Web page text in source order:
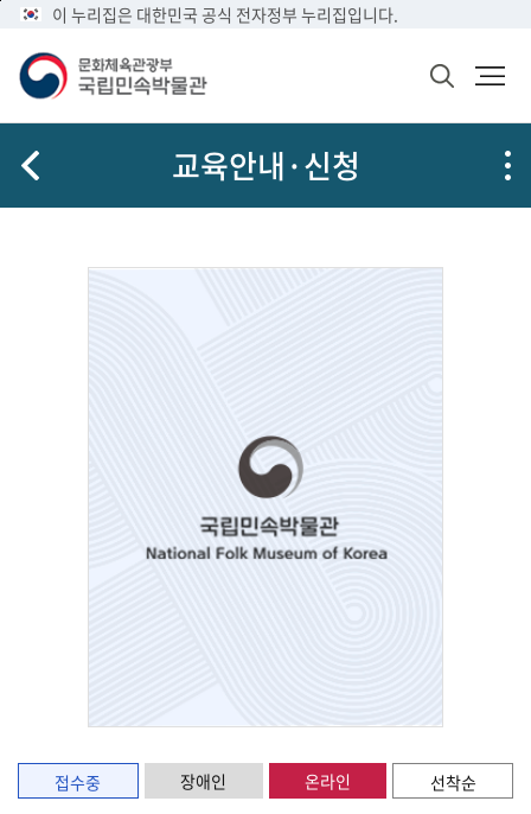
가
가
이 누리집은 대한민국 공식 전자정부 누리집입니다.
검
화
체
관
국
속
뉴
기
교육안내·신청
유
접수중 장애인 온라인 선착순